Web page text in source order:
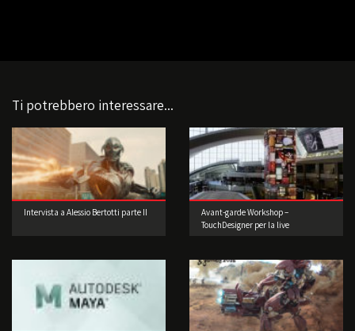
Ti potrebbero interessare...
Intervista a Alessio Bertotti parte II
Avant-garde Workshop –
TouchDesigner per la live